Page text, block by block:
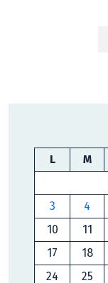
L M
3
4
10
11
17
18
24
25